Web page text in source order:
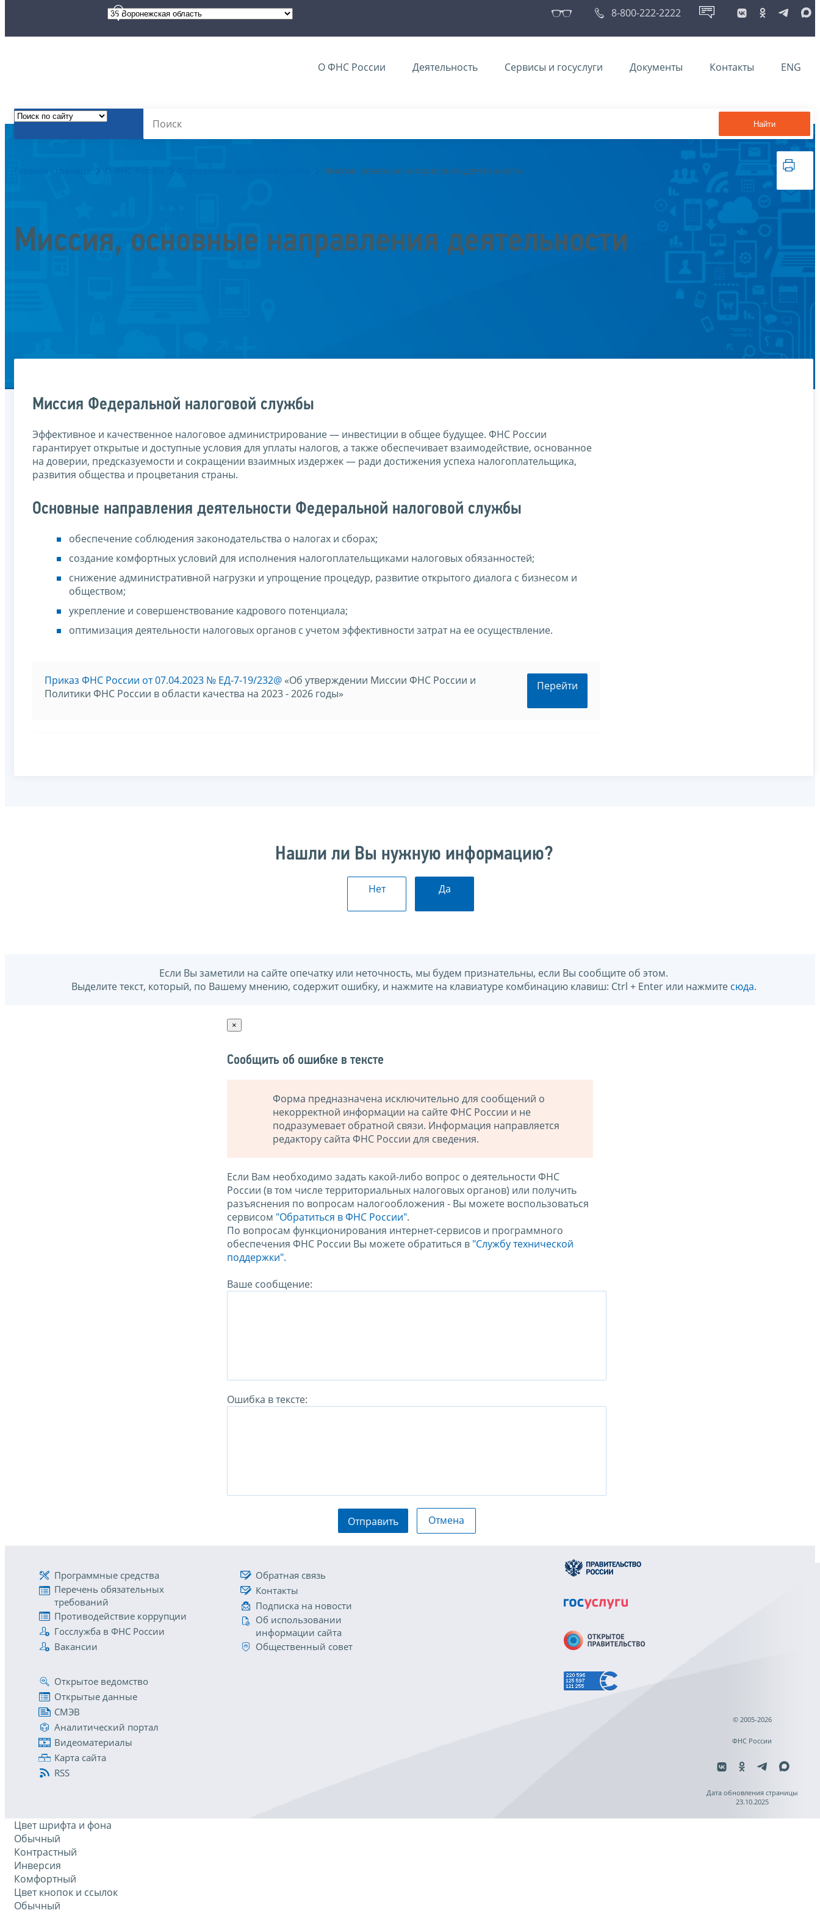
8-800-222-2222
О ФНС России Деятельность Сервисы и госуслуги Документы Контакты ENG
Найти
Главная страница Миссия, основные направления деятельности
Миссия, основные направления деятельности
Миссия Федеральной налоговой службы
Эффективное и качественное налоговое администрирование — инвестиции в общее будущее. ФНС России
гарантирует открытые и доступные условия для уплаты налогов, а также обеспечивает взаимодействие, основанное
на доверии, предсказуемости и сокращении взаимных издержек — ради достижения успеха налогоплательщика,
развития общества и процветания страны.
Основные направления деятельности Федеральной налоговой службы
обеспечение соблюдения законодательства о налогах и сборах;
создание комфортных условий для исполнения налогоплательщиками налоговых обязанностей;
снижение административной нагрузки и упрощение процедур, развитие открытого диалога с бизнесом и
обществом;
укрепление и совершенствование кадрового потенциала;
оптимизация деятельности налоговых органов с учетом эффективности затрат на ее осуществление.
Приказ ФНС России от 07.04.2023 № ЕД-7-19/232@ «Об утверждении Миссии ФНС России и
Политики ФНС России в области качества на 2023 - 2026 годы»
Перейти
Нашли ли Вы нужную информацию?
Нет Да
Если Вы заметили на сайте опечатку или неточность, мы будем признательны, если Вы сообщите об этом.
Выделите текст, который, по Вашему мнению, содержит ошибку, и нажмите на клавиатуре комбинацию клавиш: Ctrl + Enter или нажмите сюда.
×
Сообщить об ошибке в тексте
Форма предназначена исключительно для сообщений о
некорректной информации на сайте ФНС России и не
подразумевает обратной связи. Информация направляется
редактору сайта ФНС России для сведения.
Если Вам необходимо задать какой-либо вопрос о деятельности ФНС
России (в том числе территориальных налоговых органов) или получить
разъяснения по вопросам налогообложения - Вы можете воспользоваться
сервисом "Обратиться в ФНС России".
По вопросам функционирования интернет-сервисов и программного
обеспечения ФНС России Вы можете обратиться в "Службу технической
поддержки".
Ваше сообщение:
Ошибка в тексте:
Отправить Отмена
Программные средства
Перечень обязательных
требований
Противодействие коррупции
Госслужба в ФНС России
Вакансии
Обратная связь
Контакты
Подписка на новости
Об использовании
информации сайта
Общественный совет
Открытое ведомство
Открытые данные
СМЭВ
Аналитический портал
Видеоматериалы
Карта сайта
RSS
© 2005-2026
ФНС России
Дата обновления страницы
23.10.2025
Цвет шрифта и фона
Обычный
Контрастный
Инверсия
Комфортный
Цвет кнопок и ссылок
Обычный